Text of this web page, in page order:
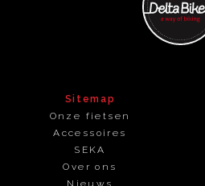
Sitemap
Onze fietsen
Accessoires
SEKA
Over ons
Nieuws